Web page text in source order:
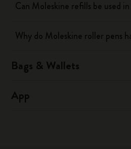
Can Moleskine refills be used
Why do Moleskine roller pens
Bags & Wallets
App